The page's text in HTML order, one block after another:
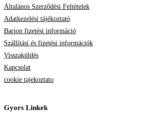
Általános Szerződési Feltételek
Adatkezelési tájékoztató
Barion fizetési információ
Szállítási és fizetési információk
Visszaküldés
Kapcsolat
cookie tajekoztato
Gyors Linkek